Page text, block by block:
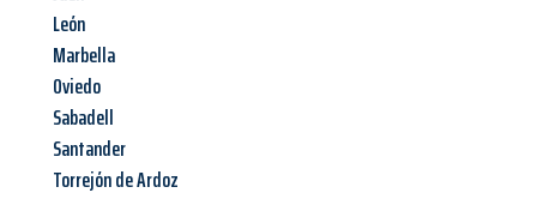
León
Marbella
Oviedo
Sabadell
Santander
Torrejón de Ardoz